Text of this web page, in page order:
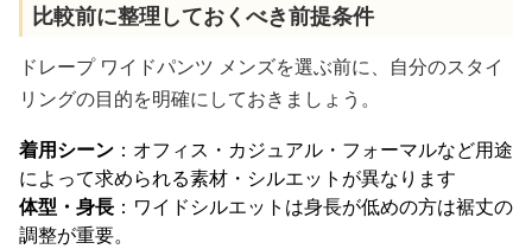
比較前に整理しておくべき前提条件
ドレープ ワイドパンツ メンズを選ぶ前に、自分のスタイ
リングの目的を明確にしておきましょう。
着用シーン ：オフィス・カジュアル・フォーマルなど用途
によって求められる素材・シルエットが異なります
体型・身長 ：ワイドシルエットは身長が低めの方は裾丈の
調整が重要。